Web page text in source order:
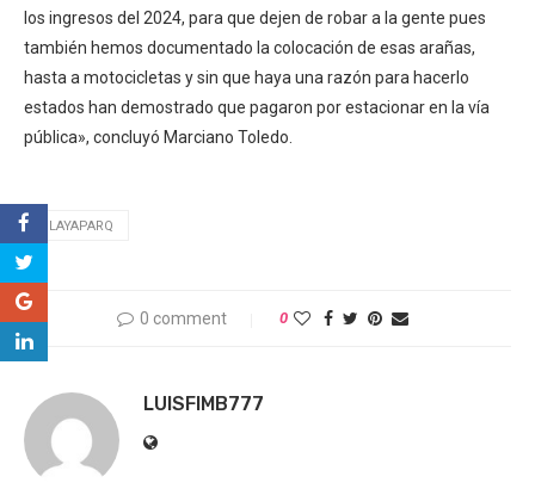
los ingresos del 2024, para que dejen de robar a la gente pues
también hemos documentado la colocación de esas arañas,
hasta a motocicletas y sin que haya una razón para hacerlo
estados han demostrado que pagaron por estacionar en la vía
pública», concluyó Marciano Toledo.
PLAYAPARQ
0 comment 0
LUISFIMB777